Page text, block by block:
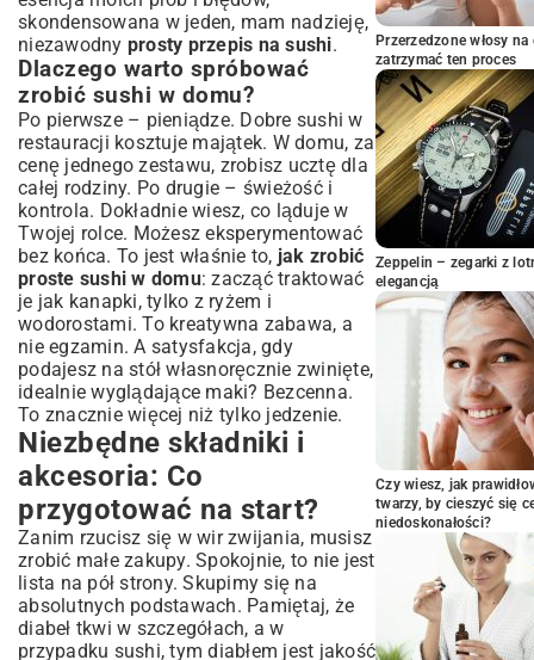
Sztuka zwijania rolek: Jak uzyskać idealny
kształt?
Kreatywne wariacje i pomysły na
domowe sushi
Sushi wege: Lekkie i smaczne alternatywy
Sushi z pieczoną rybą: Inny wymiar smaku
Szybkie rolki bez maty: Kiedy brakuje czasu
Najczęstsze błędy i jak ich unikać:
Porady eksperta
Jak podawać i przechowywać domowe
sushi?
Idealne dodatki i sosy
Przechowywanie sushi: Czy to możliwe?
Podsumowanie: Twoja podróż do
mistrzostwa sushi
skondensowana w jeden, mam nadzieję,
niezawodny prosty przepis na sushi.
Dlaczego warto spróbować
zrobić sushi w domu?
Po pierwsze – pieniądze. Dobre sushi w
restauracji kosztuje majątek. W domu, za
cenę jednego zestawu, zrobisz ucztę dla
całej rodziny. Po drugie – świeżość i
kontrola. Dokładnie wiesz, co ląduje w
Twojej rolce. Możesz eksperymentować
bez końca. To jest właśnie to, jak zrobić
proste sushi w domu: zacząć traktować
je jak kanapki, tylko z ryżem i
wodorostami. To kreatywna zabawa, a
nie egzamin. A satysfakcja, gdy
podajesz na stół własnoręcznie zwinięte,
idealnie wyglądające maki? Bezcenna.
To znacznie więcej niż tylko jedzenie.
Niezbędne składniki i
akcesoria: Co
przygotować na start?
Zanim rzucisz się w wir zwijania, musisz
zrobić małe zakupy. Spokojnie, to nie jest
lista na pół strony. Skupimy się na
absolutnych podstawach. Pamiętaj, że
diabeł tkwi w szczegółach, a w
przypadku sushi, tym diabłem jest jakość
Przerzedzone włosy
zatrzymać ten proces
Zeppelin – zegarki z
elegancją
Czy wiesz, jak
twarzy, by cieszyć się
niedoskonałości?